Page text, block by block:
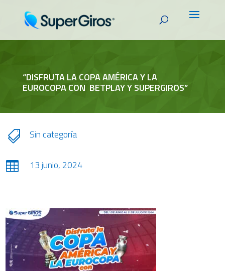
“DISFRUTA LA COPA AMÉRICA Y LA
EUROCOPA CON BETPLAY Y SUPERGIROS”
 Sin categoría
 13 junio, 2024